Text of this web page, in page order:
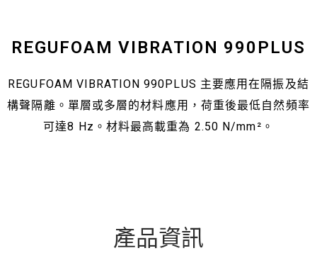
REGUFOAM VIBRATION 990PLUS
REGUFOAM VIBRATION 990PLUS 主要應用在隔振及結
構聲隔離。單層或多層的材料應用，荷重後最低自然頻率
可達8 Hz。材料最高載重為 2.50 N/mm²。
產品資訊